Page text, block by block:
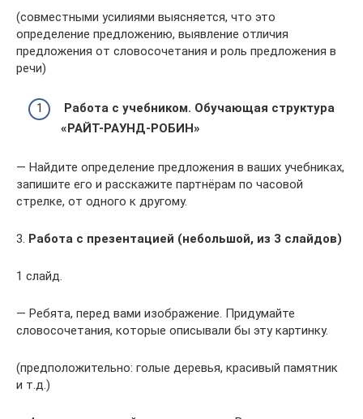
(совместными усилиями выясняется, что это
определение предложению, выявление отличия
предложения от словосочетания и роль предложения в
речи)
Работа с учебником. Обучающая структура
«РАЙТ-РАУНД-РОБИН»
— Найдите определение предложения в ваших учебниках,
запишите его и расскажите партнёрам по часовой
стрелке, от одного к другому.
3. Работа с презентацией (небольшой, из 3 слайдов)
1 слайд.
— Ребята, перед вами изображение. Придумайте
словосочетания, которые описывали бы эту картинку.
(предположительно: голые деревья, красивый памятник
и т.д.)